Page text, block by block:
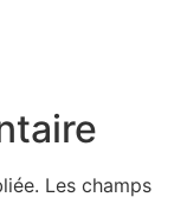
Les champs